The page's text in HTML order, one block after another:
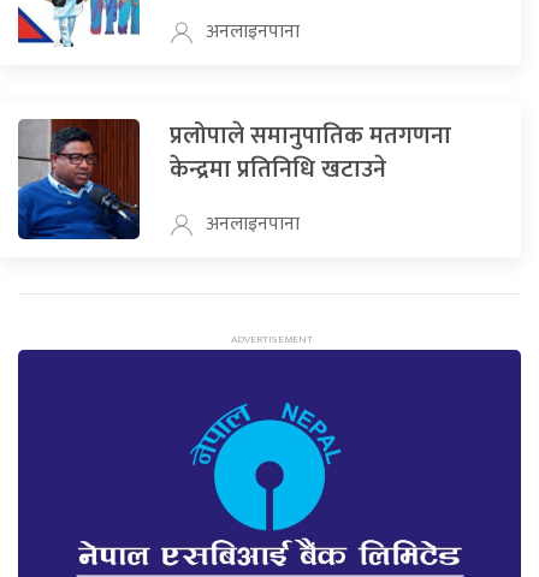
अनलाइनपाना
प्रलोपाले समानुपातिक मतगणना
केन्द्रमा प्रतिनिधि खटाउने
अनलाइनपाना